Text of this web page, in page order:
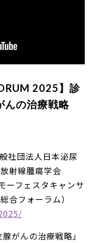
2025】診
んの治療戦略
社団法人日本泌尿
射線腫瘍学会
ーフェスタキャンサ
合フォーラム）
がんの治療戦略」